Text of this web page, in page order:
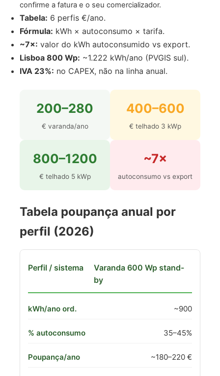
confirme a fatura e o seu comercializador.
Tabela: 6 perfis €/ano.
Fórmula: kWh × autoconsumo × tarifa.
~7×: valor do kWh autoconsumido vs export.
Lisboa 800 Wp: ~1.222 kWh/ano (PVGIS sul).
IVA 23%: no CAPEX, não na linha anual.
200–280
€ varanda/ano
400–600
€ telhado 3 kWp
800–1200
€ telhado 5 kWp
~7×
autoconsumo vs export
Tabela poupança anual por
perfil (2026)
Varanda 600 Wp stand-
by
~900
35–45%
~180–220 €